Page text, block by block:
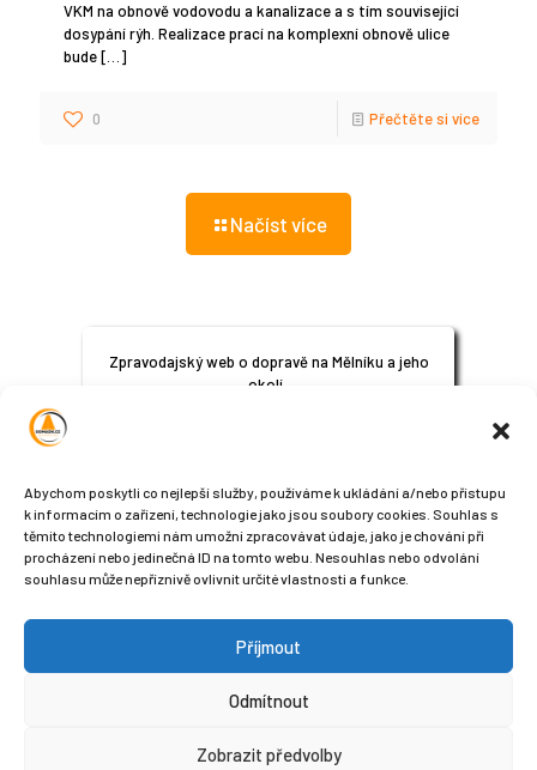
Abychom poskytli co nejlepší služby, používáme k ukládání a/nebo přístupu
k informacím o zařízení, technologie jako jsou soubory cookies. Souhlas s
těmito technologiemi nám umožní zpracovávat údaje, jako je chování při
procházení nebo jedinečná ID na tomto webu. Nesouhlas nebo odvolání
souhlasu může nepříznivě ovlivnit určité vlastnosti a funkce.
Příjmout
Odmítnout
Zobrazit předvolby
VKM na obnově vodovodu a kanalizace a s tím související
dosypání rýh. Realizace prací na komplexní obnově ulice
bude[…]
0 Přečtěte si více
Načíst více
Zpravodajský web o dopravě na Mělníku a jeho
okolí.
Sledujte nás na sociálních sítích